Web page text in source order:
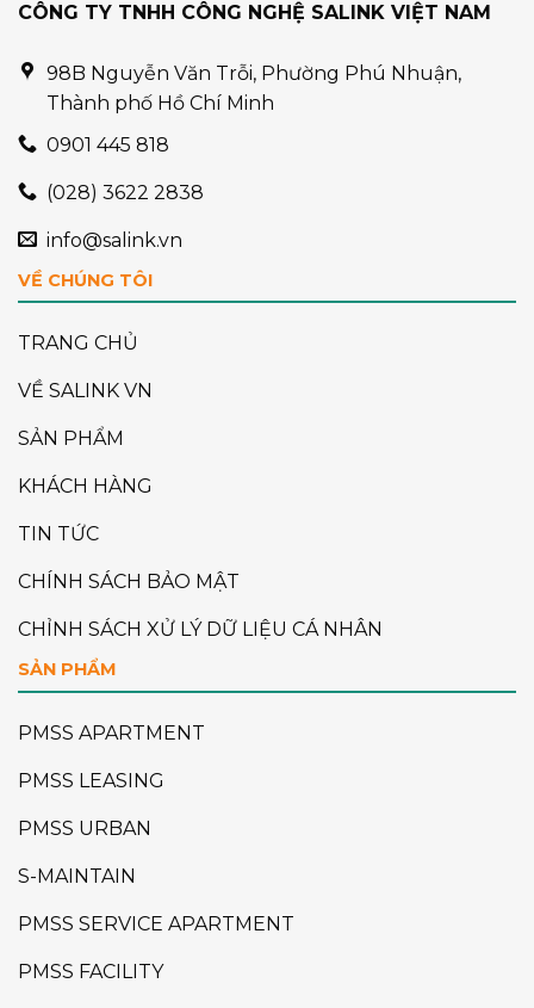
CÔNG TY TNHH CÔNG NGHỆ SALINK VIỆT NAM
98B Nguyễn Văn Trỗi, Phường Phú Nhuận,
Thành phố Hồ Chí Minh
0901 445 818
(028) 3622 2838
info@salink.vn
VỀ CHÚNG TÔI
TRANG CHỦ
VỀ SALINK VN
SẢN PHẨM
KHÁCH HÀNG
TIN TỨC
CHÍNH SÁCH BẢO MẬT
CHỈNH SÁCH XỬ LÝ DỮ LIỆU CÁ NHÂN
SẢN PHẨM
PMSS APARTMENT
PMSS LEASING
PMSS URBAN
S-MAINTAIN
PMSS SERVICE APARTMENT
PMSS FACILITY